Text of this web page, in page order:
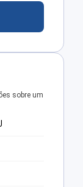
sobre um